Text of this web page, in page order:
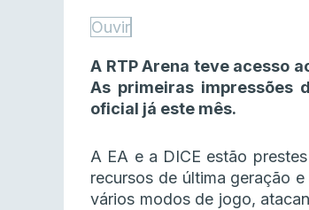
Ouvir
A RTP Arena teve acesso
As primeiras impressões
oficial já este mês.
A EA e a DICE estão
recursos de última geração
vários modos de jogo,